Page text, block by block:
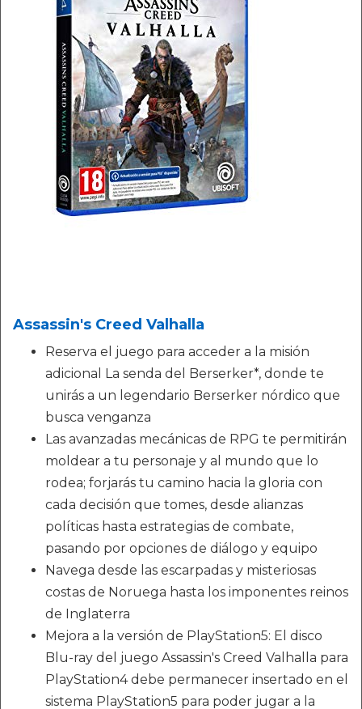
Assassin's Creed Valhalla
Reserva el juego para acceder a la misión
adicional La senda del Berserker*, donde te
unirás a un legendario Berserker nórdico que
busca venganza
Las avanzadas mecánicas de RPG te permitirán
moldear a tu personaje y al mundo que lo
rodea; forjarás tu camino hacia la gloria con
cada decisión que tomes, desde alianzas
políticas hasta estrategias de combate,
pasando por opciones de diálogo y equipo
Navega desde las escarpadas y misteriosas
costas de Noruega hasta los imponentes reinos
de Inglaterra
Mejora a la versión de PlayStation5: El disco
Blu-ray del juego Assassin's Creed Valhalla para
PlayStation4 debe permanecer insertado en el
sistema PlayStation5 para poder jugar a la